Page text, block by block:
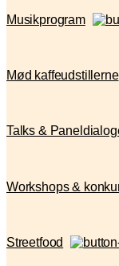
Musikprogram
Mød kaffeudstillerne
Talks &
Workshops &
Streetfood